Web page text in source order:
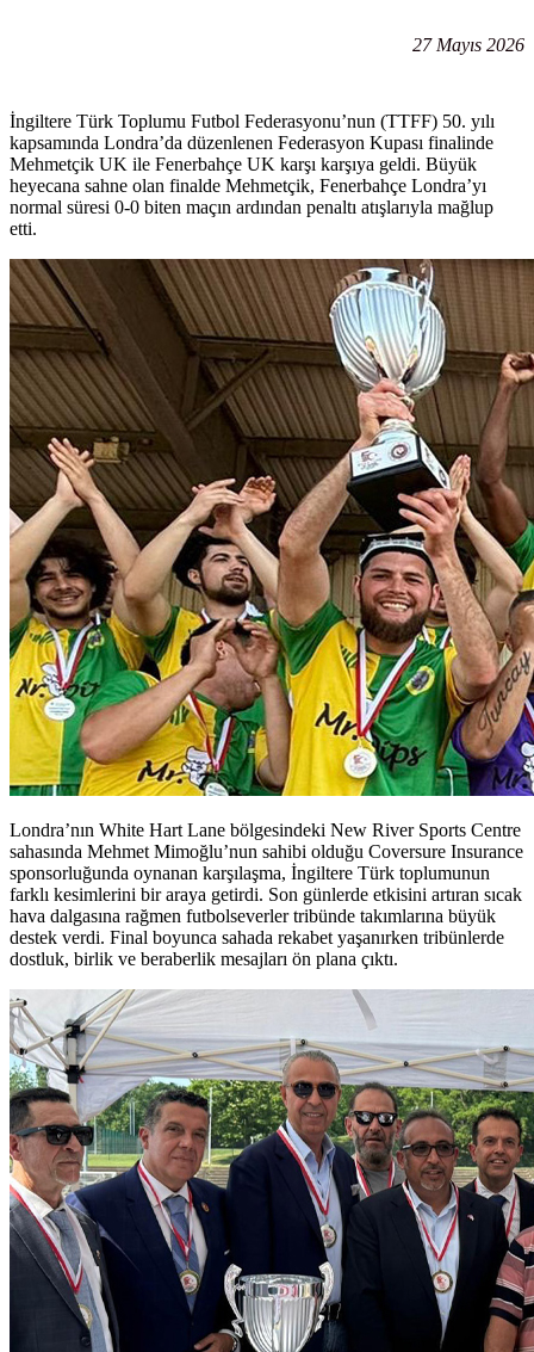
27 Mayıs 2026
İngiltere Türk Toplumu Futbol Federasyonu’nun (TTFF) 50. yılı
kapsamında Londra’da düzenlenen Federasyon Kupası finalinde
Mehmetçik UK ile Fenerbahçe UK karşı karşıya geldi. Büyük
heyecana sahne olan finalde Mehmetçik, Fenerbahçe Londra’yı
normal süresi 0-0 biten maçın ardından penaltı atışlarıyla mağlup
etti.
Londra’nın White Hart Lane bölgesindeki New River Sports Centre
sahasında Mehmet Mimoğlu’nun sahibi olduğu Coversure Insurance
sponsorluğunda oynanan karşılaşma, İngiltere Türk toplumunun
farklı kesimlerini bir araya getirdi. Son günlerde etkisini artıran sıcak
hava dalgasına rağmen futbolseverler tribünde takımlarına büyük
destek verdi. Final boyunca sahada rekabet yaşanırken tribünlerde
dostluk, birlik ve beraberlik mesajları ön plana çıktı.